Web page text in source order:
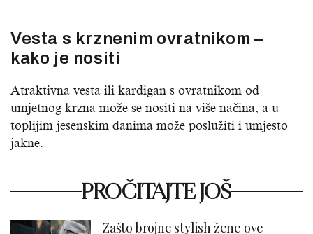
Vesta s krznenim ovratnikom –
kako je nositi
Atraktivna vesta ili kardigan s ovratnikom od
umjetnog krzna može se nositi na više načina, a u
toplijim jesenskim danima može poslužiti i umjesto
jakne.
PROČITAJTE JOŠ
Zašto brojne stylish žene ove